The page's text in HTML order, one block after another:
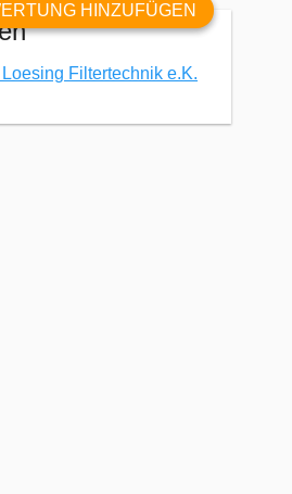
HINZUFÜGEN
Filtertechnik e.K.